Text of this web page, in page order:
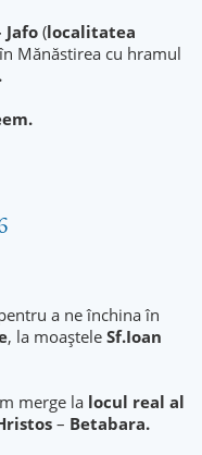
Jafo (localitatea
Mănăstirea cu hramul
a ne închina în
, la moaştele Sf.Ioan
merge la locul real al
– Betabara.